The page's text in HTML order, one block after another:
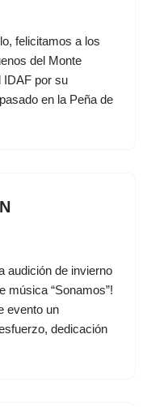
felicitamos a los
del Monte
IDAF por su
en la Peña de
audición de invierno
música “Sonamos”!
evento un
dedicación